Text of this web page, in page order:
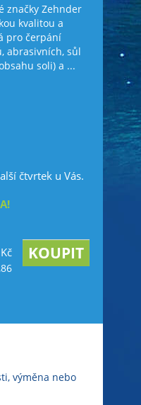
značky Zehnder
kvalitou a
pro čerpání
abrasivních, sůl
soli) a ...
čtvrtek u Vás.
výměna nebo